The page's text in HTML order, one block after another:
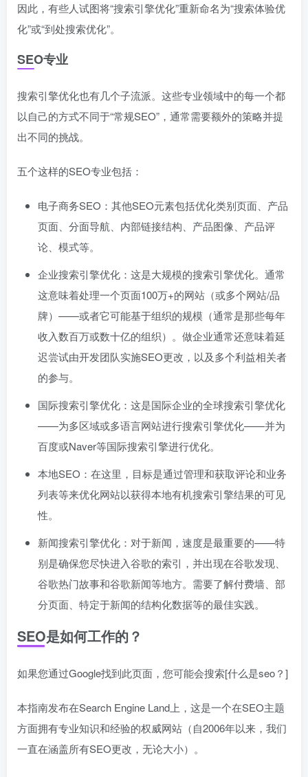
因此，有些人试图将“搜索引擎优化”重新命名为“搜索体验优
化”或“到处搜索优化”。
SEO专业
搜索引擎优化也有几个子流派。这些专业领域中的每一个都
以自己的方式不同于“常规SEO”，通常需要额外的策略并提
出不同的挑战。
五个这样的SEO专业包括：
电子商务SEO：其他SEO元素包括优化类别页面、产品
页面、分面导航、内部链接结构、产品图像、产品评
论、模式等。
企业搜索引擎优化：这是大规模的搜索引擎优化。通常
这意味着处理一个页面100万+的网站（或多个网站/品
牌）——或者它可能基于组织的规模（通常是那些每年
收入数百万或数十亿的组织）。做企业通常还意味着延
迟尝试由开发团队实施SEO更改，以及多个利益相关者
的参与。
国际搜索引擎优化：这是国际企业的全球搜索引擎优化
——为多区域或多语言网站进行搜索引擎优化——并为
百度或Naver等国际搜索引擎进行优化。
本地SEO：在这里，目标是通过管理和获取评论和业务
列表等来优化网站以获得本地有机搜索引擎结果的可见
性。
新闻搜索引擎优化：对于新闻，速度是最重要的——特
别是确保您尽快进入谷歌的索引，并出现在谷歌发现、
谷歌热门故事和谷歌新闻等地方。需要了解付费墙、部
分页面、特定于新闻的结构化数据等的最佳实践。
SEO是如何工作的？
如果您通过Google找到此页面，您可能会搜索[什么是seo？]
本指南发布在Search Engine Land上，这是一个在SEO主题
方面拥有专业知识和经验的权威网站（自2006年以来，我们
一直在涵盖所有SEO更改，无论大小）。